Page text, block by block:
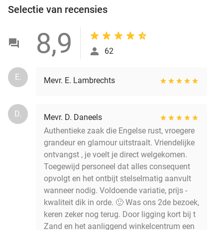
Selectie van recensies
8,9 62
E. Mevr. E. Lambrechts
D.
Mevr. D. Daneels
Authentieke zaak die Engelse rust, vroegere
grandeur en glamour uitstraalt. Vriendelijke
ontvangst , je voelt je direct welgekomen.
Toegewijd personeel dat alles consequent
opvolgt en het ontbijt stelselmatig aanvult
wanneer nodig. Voldoende variatie, prijs -
kwaliteit dik in orde. 🙂 Was ons 2de bezoek,
keren zeker nog terug. Door ligging kort bij t
Zand en het aanliggend winkelcentrum een